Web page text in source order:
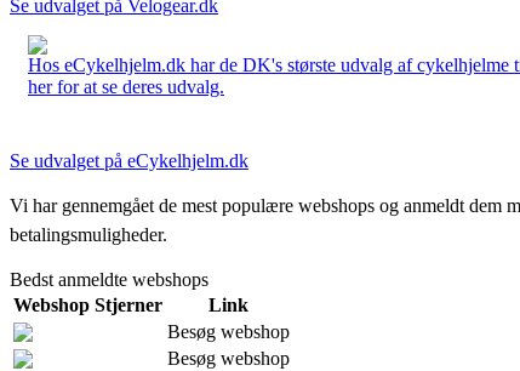
Se udvalget på Velogear.dk
Hos eCykelhjelm.dk har de DK's største udvalg af
her for at se deres udvalg.
Se udvalget på eCykelhjelm.dk
Vi har gennemgået de mest populære webshops og anmeldt dem
betalingsmuligheder.
Bedst anmeldte webshops
Webshop Stjerner
Link
Besøg webshop
Besøg webshop